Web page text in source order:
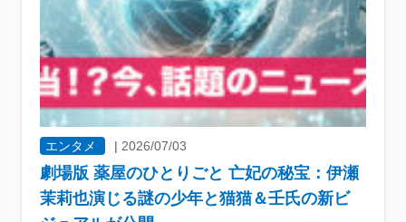
エンタメ | 2026/07/03
劇場版 薬屋のひとりごと 亡妃の秘宝：伊瀬
茉莉也演じる謎の少年と猫猫＆壬氏の新ビ